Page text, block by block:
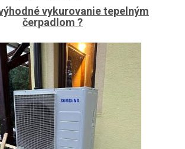
vykurovanie tepelným
čerpadlom ?